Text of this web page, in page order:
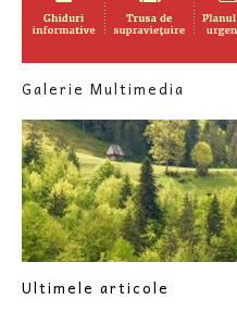
Galerie Multimedia
Ultimele articole